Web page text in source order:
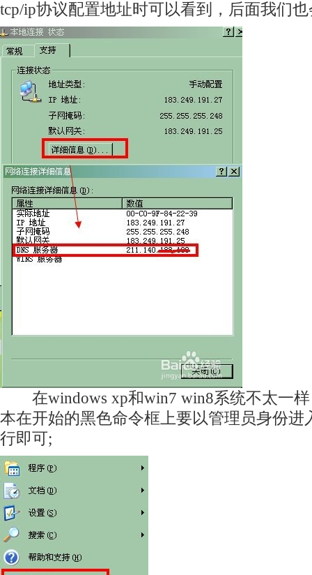
tcp/ip协议配置地址时可以看到，后面我们
在windows xp和win7 win8系统不太一样
本在开始的黑色命令框上要以管理员身份进
行即可;